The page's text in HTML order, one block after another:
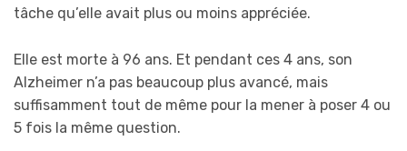
tâche qu’elle avait plus ou moins appréciée.
Elle est morte à 96 ans. Et pendant ces 4 ans, son
Alzheimer n’a pas beaucoup plus avancé, mais
suffisamment tout de même pour la mener à poser 4 ou
5 fois la même question.